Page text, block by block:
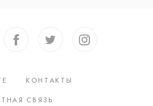
КОНТАКТЫ
СВЯЗЬ